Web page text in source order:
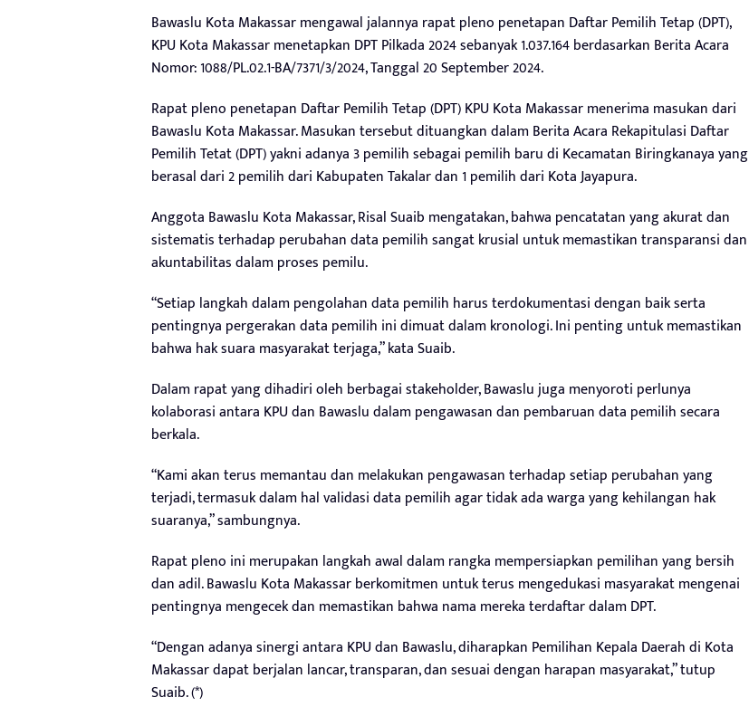
Bawaslu Kota Makassar mengawal jalannya rapat pleno penetapan Daftar Pemilih Tetap (DPT),
KPU Kota Makassar menetapkan DPT Pilkada 2024 sebanyak 1.037.164 berdasarkan Berita Acara
Nomor: 1088/PL.02.1-BA/7371/3/2024, Tanggal 20 September 2024.
Rapat pleno penetapan Daftar Pemilih Tetap (DPT) KPU Kota Makassar menerima masukan dari
Bawaslu Kota Makassar. Masukan tersebut dituangkan dalam Berita Acara Rekapitulasi Daftar
Pemilih Tetat (DPT) yakni adanya 3 pemilih sebagai pemilih baru di Kecamatan Biringkanaya yang
berasal dari 2 pemilih dari Kabupaten Takalar dan 1 pemilih dari Kota Jayapura.
Anggota Bawaslu Kota Makassar, Risal Suaib mengatakan, bahwa pencatatan yang akurat dan
sistematis terhadap perubahan data pemilih sangat krusial untuk memastikan transparansi dan
akuntabilitas dalam proses pemilu.
“Setiap langkah dalam pengolahan data pemilih harus terdokumentasi dengan baik serta
pentingnya pergerakan data pemilih ini dimuat dalam kronologi. Ini penting untuk memastikan
bahwa hak suara masyarakat terjaga,” kata Suaib.
Dalam rapat yang dihadiri oleh berbagai stakeholder, Bawaslu juga menyoroti perlunya
kolaborasi antara KPU dan Bawaslu dalam pengawasan dan pembaruan data pemilih secara
berkala.
“Kami akan terus memantau dan melakukan pengawasan terhadap setiap perubahan yang
terjadi, termasuk dalam hal validasi data pemilih agar tidak ada warga yang kehilangan hak
suaranya,” sambungnya.
Rapat pleno ini merupakan langkah awal dalam rangka mempersiapkan pemilihan yang bersih
dan adil. Bawaslu Kota Makassar berkomitmen untuk terus mengedukasi masyarakat mengenai
pentingnya mengecek dan memastikan bahwa nama mereka terdaftar dalam DPT.
“Dengan adanya sinergi antara KPU dan Bawaslu, diharapkan Pemilihan Kepala Daerah di Kota
Makassar dapat berjalan lancar, transparan, dan sesuai dengan harapan masyarakat,” tutup
Suaib. (*)